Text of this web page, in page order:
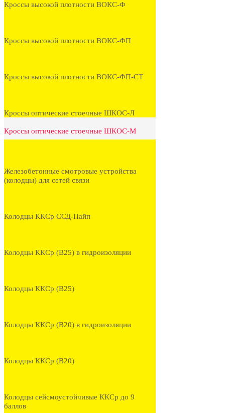
Кроссы высокой плотности ВОКС-Ф
Кроссы высокой плотности ВОКС-ФП
Кроссы высокой плотности ВОКС-ФП-СТ
Кроссы оптические стоечные ШКОС-Л
Кроссы оптические стоечные ШКОС-М
Железобетонные смотровые устройства
(колодцы) для сетей связи
Колодцы ККСр ССД-Пайп
Колодцы ККСр (В25) в гидроизоляции
Колодцы ККСр (В25)
Колодцы ККСр (В20) в гидроизоляции
Колодцы ККСр (В20)
Колодцы сейсмоустойчивые ККСр до 9
баллов